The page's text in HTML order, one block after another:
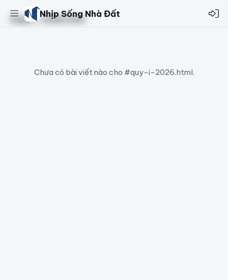
#quy-i-2026.html
Chưa có bài viết nào cho #quy-i-2026.html.
Nhịp Sống Nhà Đất